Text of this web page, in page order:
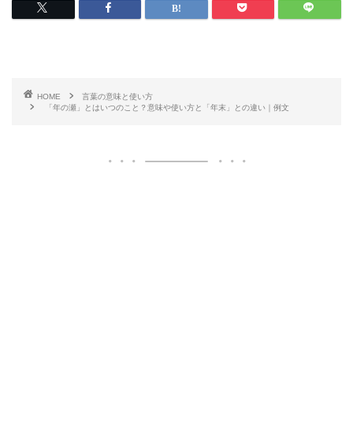
HOME
言葉の意味と使い方
「年の瀬」とはいつのこと？意味や使い方と「年末」との違い｜例文